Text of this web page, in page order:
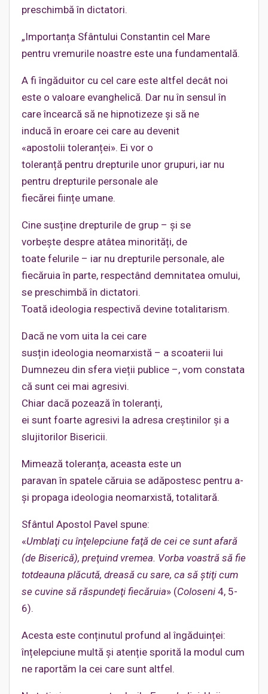
preschimbă în dictatori.
„Importanța Sfântului Constantin cel Mare
pentru vremurile noastre este una fundamentală.
A fi îngăduitor cu cel care este altfel decât noi
este o valoare evanghelică. Dar nu în sensul în
care încearcă să ne hipnotizeze și să ne
inducă în eroare cei care au devenit
«apostolii toleranței». Ei vor o
toleranță pentru drepturile unor grupuri, iar nu
pentru drepturile personale ale
fiecărei ființe umane.
Cine susține drepturile de grup – și se
vorbește despre atâtea minorități, de
toate felurile – iar nu drepturile personale, ale
fiecăruia în parte, respectând demnitatea omului,
se preschimbă în dictatori.
Toată ideologia respectivă devine totalitarism.
Dacă ne vom uita la cei care
susțin ideologia neomarxistă – a scoaterii lui
Dumnezeu din sfera vieții publice –, vom constata
că sunt cei mai agresivi.
Chiar dacă pozează în toleranți,
ei sunt foarte agresivi la adresa creștinilor și a
slujitorilor Bisericii.
Mimează toleranța, aceasta este un
paravan în spatele căruia se adăpostesc pentru a-
și propaga ideologia neomarxistă, totalitară.
Sfântul Apostol Pavel spune:
«Umblaţi cu înţelepciune faţă de cei ce sunt afară
(de Biserică), preţuind vremea. Vorba voastră să fie
totdeauna plăcută, dreasă cu sare, ca să ştiţi cum
se cuvine să răspundeţi fiecăruia» (Coloseni 4, 5-
6).
Acesta este conținutul profund al îngăduinței:
înțelepciune multă și atenție sporită la modul cum
ne raportăm la cei care sunt altfel.